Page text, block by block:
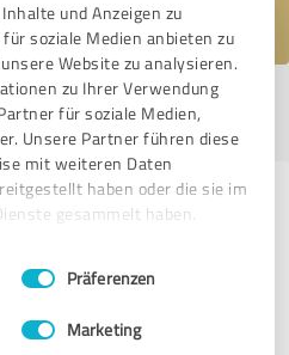
und Anzeigen zu
soziale Medien anbieten zu
Website zu analysieren.
zu Ihrer Verwendung
für soziale Medien,
Unsere Partner führen diese
mit weiteren Daten
haben oder die sie im
gesammelt haben.
Präferenzen
Marketing
Aktualisierung: 17.02.2026 |
zu weiteren